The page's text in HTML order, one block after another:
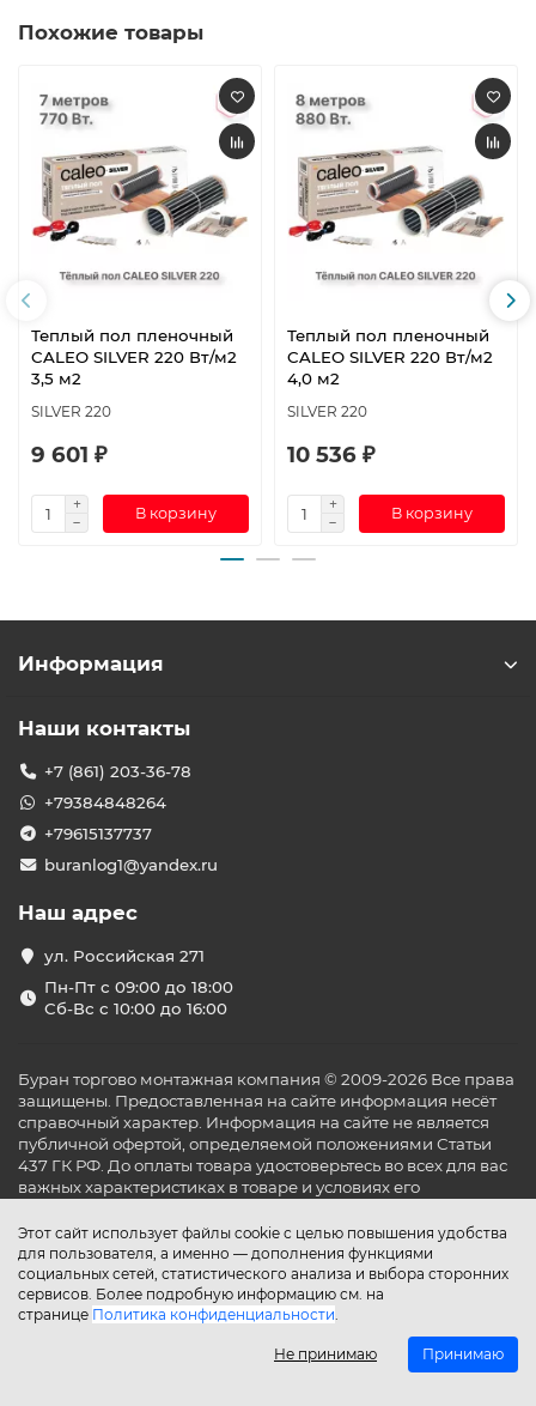
Похожие товары
Теплый пол пленочный
CALEO SILVER 220 Вт/м2
3,5 м2
SILVER 220
9 601 ₽
В корзину
Теплый пол пленочный
CALEO SILVER 220 Вт/м2
4,0 м2
SILVER 220
10 536 ₽
В корзину
Этот сайт использует файлы cookie с целью повышения удобства
для пользователя, а именно — дополнения функциями
социальных сетей, статистического анализа и выбора сторонних
сервисов. Более подробную информацию см. на
странице Политика конфиденциальности.
Не принимаю Принимаю
Информация
Наши контакты
+7 (861) 203-36-78
+79384848264
+79615137737
buranlog1@yandex.ru
Наш адрес
ул. Российская 271
Пн-Пт с 09:00 до 18:00
Сб-Вс с 10:00 до 16:00
Буран торгово монтажная компания © 2009-2026 Все права
защищены. Предоставленная на сайте информация несёт
справочный характер. Информация на сайте не является
публичной офертой, определяемой положениями Статьи
437 ГК РФ. До оплаты товара удостоверьтесь во всех для вас
важных характеристиках в товаре и условиях его